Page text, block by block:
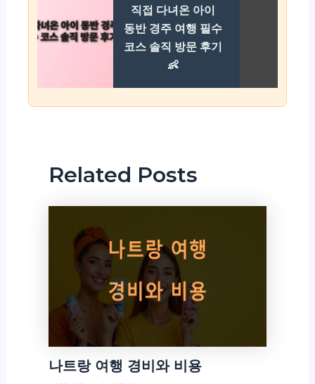
직접 다녀온 아이
동반 경주 여행 필수
코스 솔직 방문 후기
👶
Related Posts
나트랑 여행 경비와 비용